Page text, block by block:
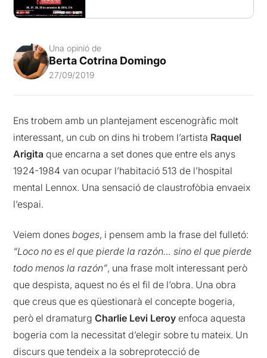
Una opinió de
Berta Cotrina Domingo
27/09/2019
Ens trobem amb un plantejament escenogràfic molt
interessant, un cub on dins hi trobem l’artista Raquel
Arigitaque encarna a set dones que entre els anys
1924-1984 van ocupar l’habitació 513 de l’hospital
mental Lennox. Una sensació de claustrofòbia envaeix
l’espai.
Veiem donesboges, i pensem amb la frase del fulletó:
“Loco no es el que pierde la razón… sino el que pierde
todo menos la razón”, una frase molt interessant però
que despista, aquest no és el fil de l’obra. Una obra
que creus que es qüestionarà el concepte bogeria,
però el dramaturgCharlie Levi Leroy enfoca aquesta
bogeria com la necessitat d’elegir sobre tu mateix. Un
discurs que tendeix a la sobreprotecció de